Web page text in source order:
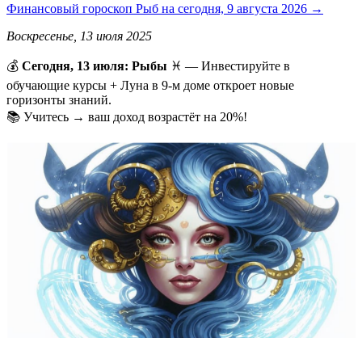
Финансовый гороскоп Рыб на сегодня, 9 августа 2026 →
Воскресенье, 13 июля 2025
💰 Сегодня, 13 июля: Рыбы ♓ — Инвестируйте в
обучающие курсы + Луна в 9-м доме откроет новые
горизонты знаний.
📚 Учитесь → ваш доход возрастёт на 20%!